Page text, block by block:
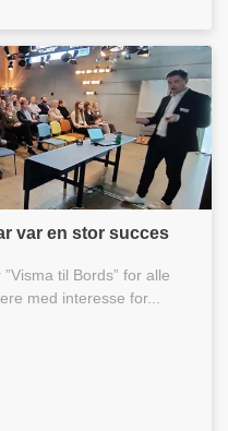
var en stor succes
til Bords” for alle
med interesse for...